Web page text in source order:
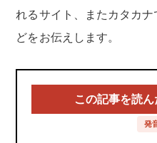
れるサイト、またカタカ
どをお伝えします。
この記事を読
発